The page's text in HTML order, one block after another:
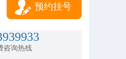
预约挂号
咨询热线